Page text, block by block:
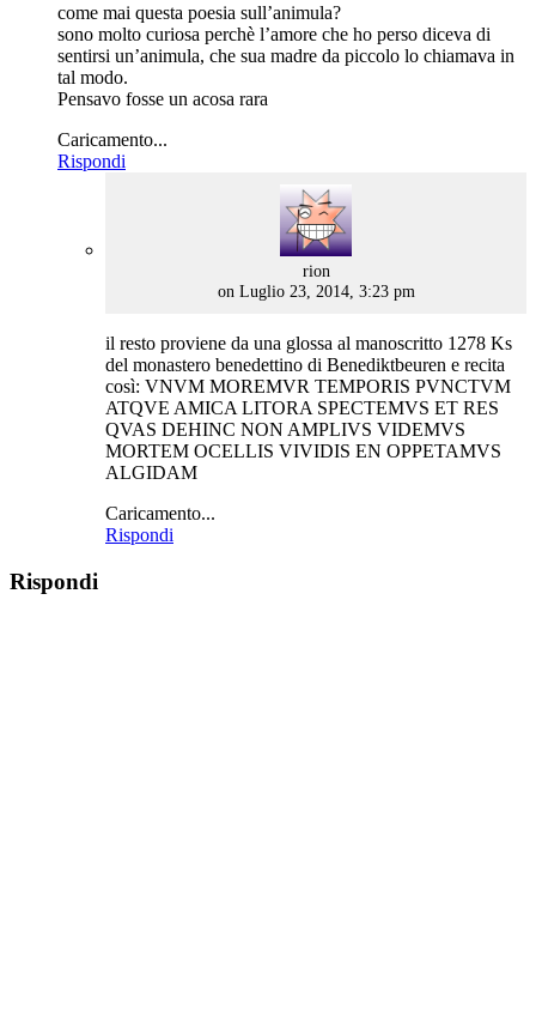
come mai questa poesia sull’animula?
sono molto curiosa perchè l’amore che ho perso diceva di
sentirsi un’animula, che sua madre da piccolo lo chiamava in
tal modo.
Pensavo fosse un acosa rara
Caricamento...
Rispondi
rionsays:
on Luglio 23, 2014, 3:23 pm
il resto proviene da una glossa al manoscritto 1278 Ks
del monastero benedettino di Benediktbeuren e recita
così: VNVM MOREMVR TEMPORIS PVNCTVM
ATQVE AMICA LITORA SPECTEMVS ET RES
QVAS DEHINC NON AMPLIVS VIDEMVS
MORTEM OCELLIS VIVIDIS EN OPPETAMVS
ALGIDAM
Caricamento...
Rispondi
Rispondi